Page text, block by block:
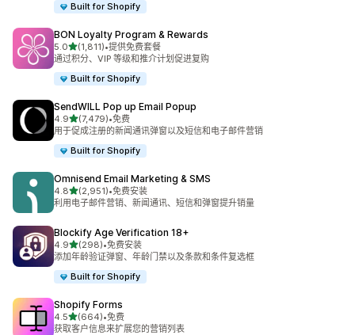
Built for Shopify
BON Loyalty Program & Rewards
5.0星（满分 5 星）
(1,811)
总共 1811 条评论
•提供免费套餐
通过积分、VIP 等级和推介计划促进复购
Built for Shopify
SendWILL Pop up Email Popup
4.9星（满分 5 星）
(7,479)
总共 7479 条评论
•免费
用于促成注册的新闻通讯弹窗以及短信和电子邮件营销
Built for Shopify
Omnisend Email Marketing & SMS
4.8星（满分 5 星）
(2,951)
总共 2951 条评论
•免费安装
利用电子邮件营销、新闻通讯、短信和弹窗提升销量
Blockify Age Verification 18+
4.9星（满分 5 星）
(298)
总共 298 条评论
•免费安装
添加年龄验证弹窗、年龄门禁以及条款和条件复选框
Built for Shopify
Shopify Forms
4.5星（满分 5 星）
(664)
总共 664 条评论
•免费
获取客户信息来扩展您的营销列表